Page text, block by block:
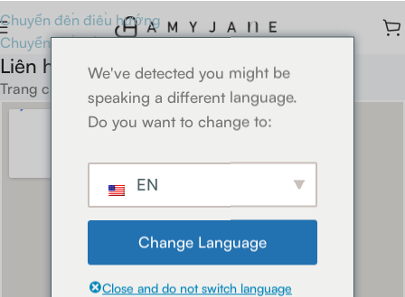
Chuyển đến điều hướng
Chuyển đến nội dung chính
Liên hệ với chúng tôi
Trang chủ Liên hệ với chúng tôi
We've detected you might be
speaking a different language.
Do you want to change to:
EN
Change Language
Close and do not switch language